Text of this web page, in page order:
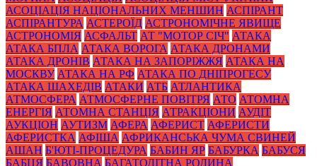
АСОЦІАЦІЯ НАЦІОНАЛЬНИХ МЕНШИН АСПІРАНТ
АСПІРАНТУРА АСТЕРОЇД АСТРОНОМІЧНЕ ЯВИЩЕ
АСТРОНОМІЯ АСФАЛЬТ АТ "МОТОР СІЧ" АТАКА
АТАКА БПЛА АТАКА ВОРОГА АТАКА ДРОНАМИ
АТАКА ДРОНІВ АТАКА НА ЗАПОРІЖЖЯ АТАКА НА
МОСКВУ АТАКА НА РФ АТАКА ПО ДНІПРОГЕСУ
АТАКА ШАХЕДІВ АТАКИ АТБ АТЛАНТИКА
АТМОСФЕРА АТМОСФЕРНЕ ПОВІТРЯ АТО АТОМНА
ЕНЕРГІЯ АТОМНА СТАНЦІЯ АТРАКЦІОНИ АУДІТ
АУКЦІОН АУТИЗМ АФЕРА АФЕРИСТ АФЕРИСТИ
АФЕРИСТКА АФІША АФРИКАНСЬКА ЧУМА СВИНЕЙ
АШАН Б'ЮТІ-ПРОЦЕДУРА БАБИН ЯР БАБУРКА БАБУСЯ
БАБЦЯ БАВОВНА БАГАТОДІТНА РОДИНА